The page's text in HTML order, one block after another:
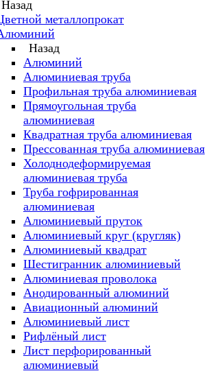
Назад
металлопрокат
Назад
Алюминий
Алюминиевая труба
Профильная труба алюминиевая
Прямоугольная труба
алюминиевая
Квадратная труба алюминиевая
Прессованная труба алюминиевая
Холоднодеформируемая
алюминиевая труба
Труба гофрированная
алюминиевая
Алюминиевый пруток
Алюминиевый круг (кругляк)
Алюминиевый квадрат
Шестигранник алюминиевый
Алюминиевая проволока
Анодированный алюминий
Авиационный алюминий
Алюминиевый лист
Рифлёный лист
Лист перфорированный
алюминиевый